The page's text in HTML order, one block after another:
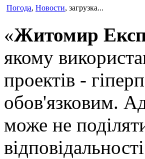
Погода, Новости, загрузка...
«Житомир
якому
проектів -
обов'язковим.
може не